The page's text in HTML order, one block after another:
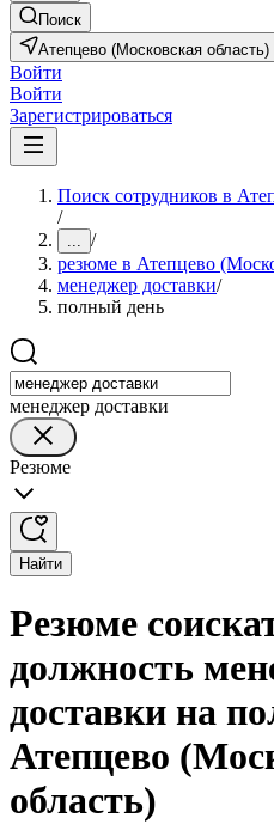
Поиск
Атепцево (Московская область)
Войти
Войти
Зарегистрироваться
Поиск сотрудников в
/
... /
резюме в Атепцево
менеджер доставки/
полный день
менеджер доставки
Резюме
Найти
Резюме
должность
доставки на
Атепцево
область)